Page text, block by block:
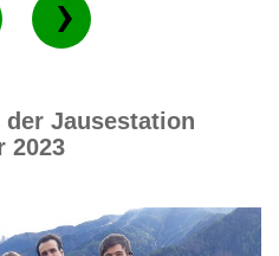
Jausestation
2023